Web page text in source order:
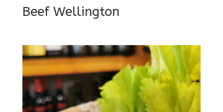
Beef Wellington